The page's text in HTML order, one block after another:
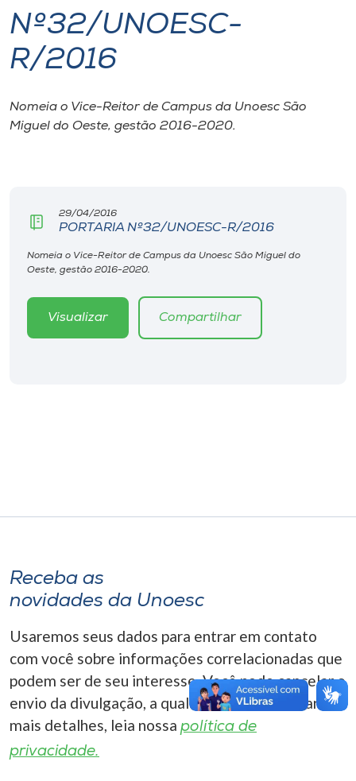
I.nova
Cultura
Biblioteca
Editora
Rádio
o idioma
A-
Nº32/UNOESC-
R/2016
Nomeia o Vice-Reitor de Campus da Unoesc São
Miguel do Oeste, gestão 2016-2020.
29/04/2016
PORTARIA Nº32/UNOESC-R/2016
Nomeia o Vice-Reitor de Campus da Unoesc São Miguel do
Oeste, gestão 2016-2020.
Visualizar Compartilhar
Receba as
novidades da Unoesc
Usaremos seus dados para entrar em contato
com você sobre informações correlacionadas que
podem ser de seu interesse. Você pode cancelar o
envio da divulgação, a qualquer momento. Para
mais detalhes, leia nossa política de
privacidade.